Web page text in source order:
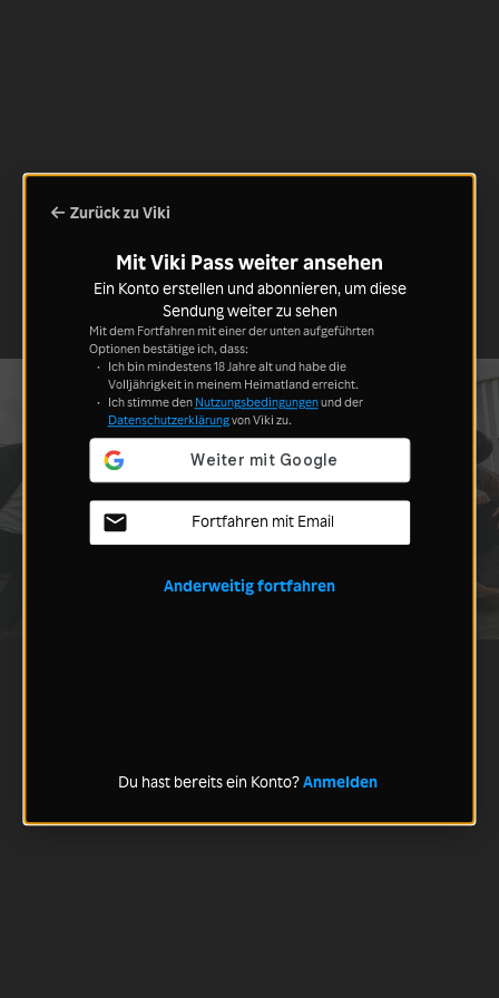
Zurück zu Viki
Mit Viki Pass weiter ansehen
Ein Konto erstellen und abonnieren, um diese
Sendung weiter zu sehen
Mit dem Fortfahren mit einer der unten aufgeführten
Optionen bestätige ich, dass:
Ich bin mindestens 18 Jahre alt und habe die
Volljährigkeit in meinem Heimatland erreicht.
Ich stimme den Nutzungsbedingungenund der
Datenschutzerklärungvon Viki zu.
Fortfahren mit Email
Anderweitig fortfahren
Du hast bereits ein Konto?Anmelden